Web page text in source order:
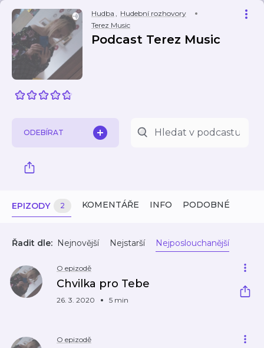
Hudba , Hudební rozhovory
Terez Music
Podcast Terez Music
ODEBÍRAT
EPIZODY 2 KOMENTÁŘE INFO PODOBNÉ
Řadit dle: Nejnovější Nejstarší Nejposlouchanější
O epizodě
Chvilka pro Tebe
26. 3. 2020 5 min
O epizodě